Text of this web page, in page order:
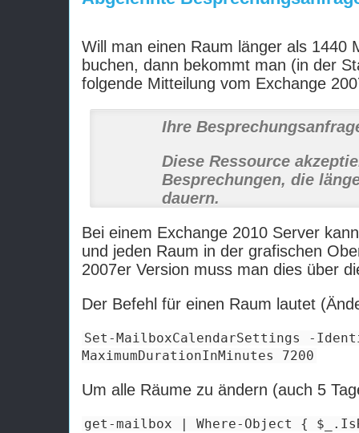
Will man einen Raum länger als 1440
buchen, dann bekommt man (in der
folgende Mitteilung vom Exchange
Ihre
Diese Ressource
Besprechungen, die
dauern.
Bei einem Exchange 2010 Server
und jeden Raum in der grafischen
2007er Version muss man dies über
Der Befehl für einen Raum lautet
Set-MailboxCalendarSettings -
MaximumDurationInMinutes 7200
Um alle Räume zu ändern (auch 5
get-mailbox | Where-Object {